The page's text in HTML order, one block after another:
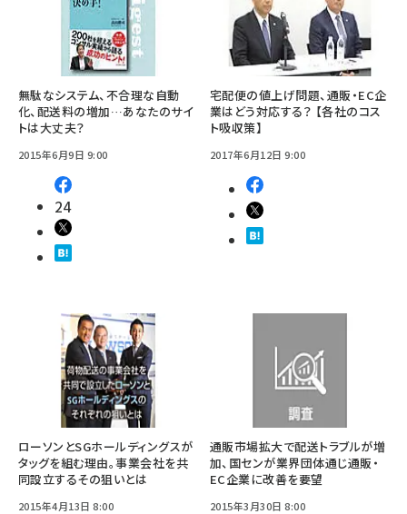
無駄なシステム、不合理な自動
化、配送料の増加…あなたのサイ
トは大丈夫？
2015年6月9日 9:00
24
宅配便の値上げ問題、通販・EC企
業はどう対応する？ 【各社のコス
ト吸収策】
2017年6月12日 9:00
ローソンとSGホールディングスが
タッグを組む理由。事業会社を共
同設立するその狙いとは
2015年4月13日 8:00
通販市場拡大で配送トラブルが増
加、国センが業界団体通じ通販・
EC企業に改善を要望
2015年3月30日 8:00